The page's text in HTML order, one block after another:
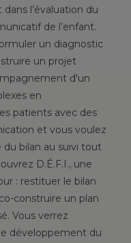
l’évaluation du
de l’enfant.
un diagnostic
un projet
d'un
en
patients avec des
et vous voulez
bilan au suivi tout
D.É.F.I., une
: restituer le bilan
construire un plan
Vous verrez
développement du